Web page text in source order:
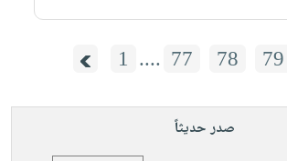
1 .... 77 78 79
صدر حديثاً